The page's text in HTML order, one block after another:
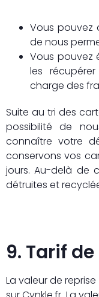
Vous pouvez
de nous
Vous pouvez
les
charge des
Suite au tri des
possibilité de
connaître votre
conservons vos
jours. Au-delà de
détruites et
9. Tarif
La valeur de